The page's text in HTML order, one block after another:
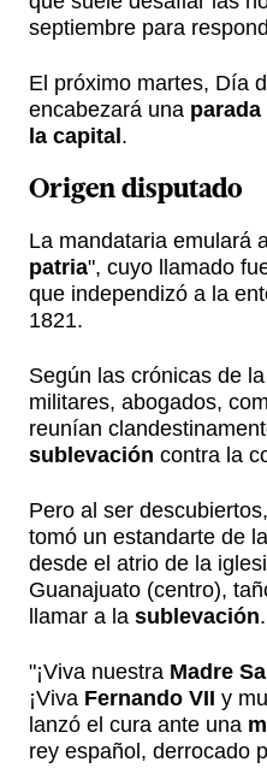
septiembre para
El próximo martes, Día
encabezará una
la capital .
Origen disputado
La mandataria emulará
patria", cuyo llamado
que independizó a la
1821.
Según las crónicas de
militares, abogados,
reunían
sublevación contra la
Pero al ser
tomó un estandarte de la
desde el atrio de la
Guanajuato (centro),
llamar a la sublevación.
"¡Viva nuestra Madre
¡Viva Fernando VII y
lanzó el cura ante una
rey español, derrocado